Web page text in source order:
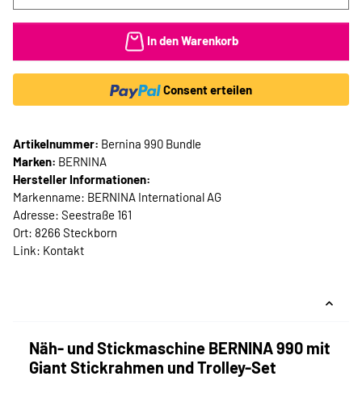
In den Warenkorb
Consent erteilen
Artikelnummer: Bernina 990 Bundle
Marken: BERNINA
Hersteller Informationen:
Markenname: BERNINA International AG
Adresse: Seestraße 161
Ort: 8266 Steckborn
Link: Kontakt
Näh- und Stickmaschine BERNINA 990 mit
Giant Stickrahmen und Trolley-Set